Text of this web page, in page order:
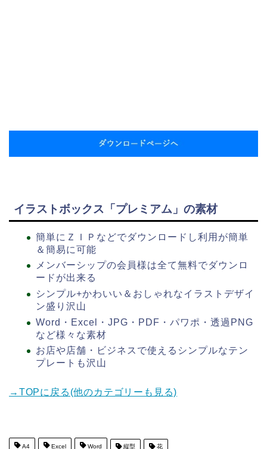
イラストボックス「プレミアム」の素材
簡単にＺＩＰなどでダウンロードし利用が簡単
＆簡易に可能
メンバーシップの会員様は全て無料でダウンロ
ードが出来る
シンプル+かわいい＆おしゃれなイラストデザイ
ン盛り沢山
Word・Excel・JPG・PDF・パワポ・透過PNG
など様々な素材
お店や店舗・ビジネスで使えるシンプルなテン
プレートも沢山
→TOPに戻る(他のカテゴリーも見る)
A4 Excel Word 縦型 花